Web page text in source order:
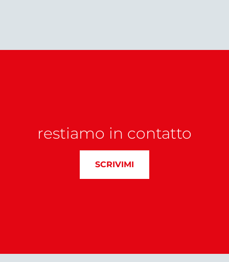
restiamo in contatto
SCRIVIMI